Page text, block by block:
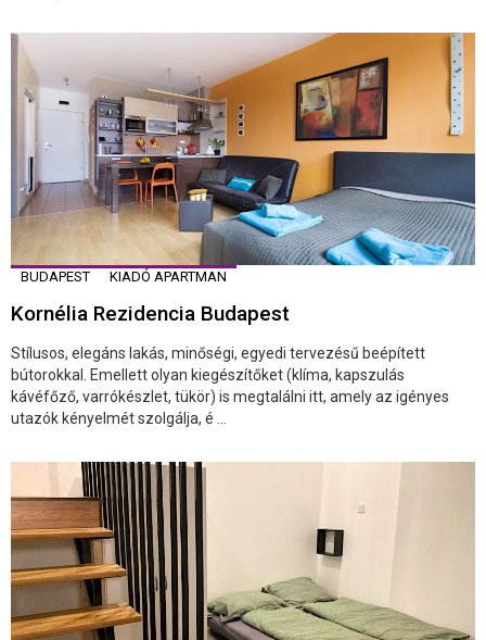
BUDAPEST KIADÓ APARTMAN
Kornélia Rezidencia Budapest
Stílusos, elegáns lakás, minőségi, egyedi tervezésű beépített
bútorokkal. Emellett olyan kiegészítőket (klíma, kapszulás
kávéfőző, varrókészlet, tükör) is megtalálni itt, amely az igényes
utazók kényelmét szolgálja, é ...